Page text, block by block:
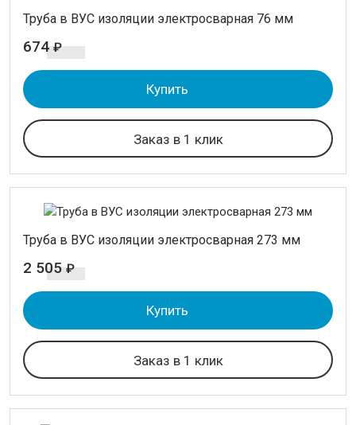
Труба в ВУС изоляции электросварная 76 мм
674 ₽
Купить
Заказ в 1 клик
Труба в ВУС изоляции электросварная 273 мм
2 505 ₽
Купить
Заказ в 1 клик